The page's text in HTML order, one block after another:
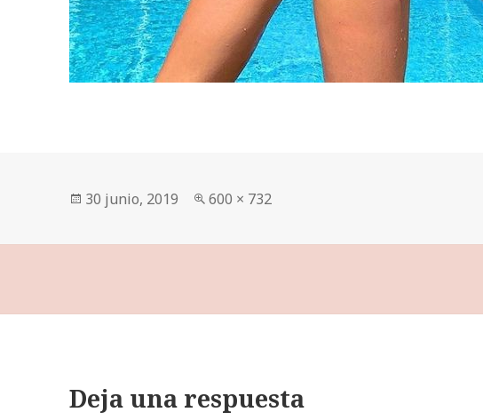
Publicado
30 junio, 2019
Tamaño
600 × 732
Deja una respuesta